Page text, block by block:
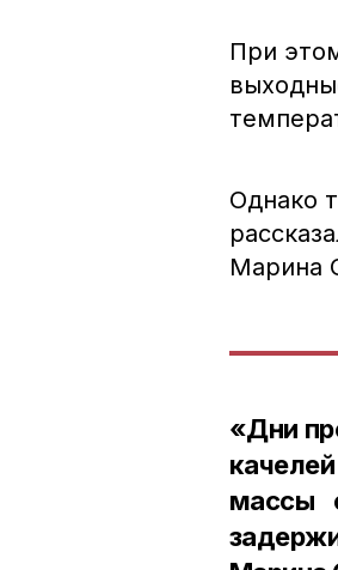
При
Однако
Марина
«Дни
массы